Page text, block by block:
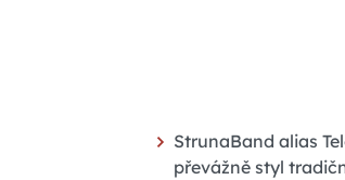
StrunaBand alias
převážně styl